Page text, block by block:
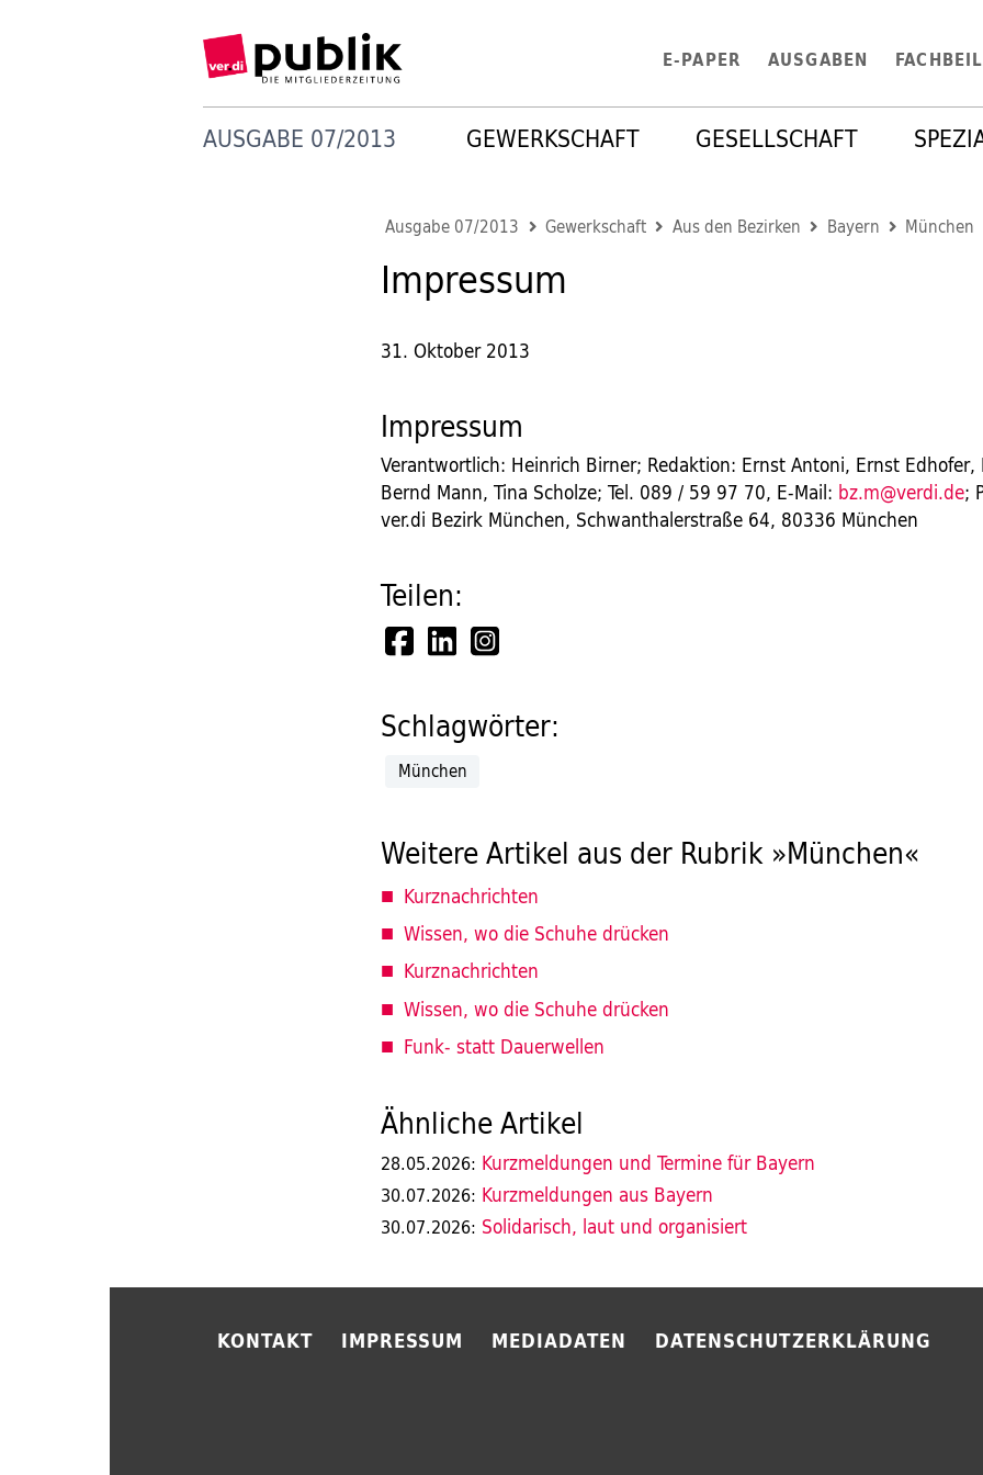
E-PAPER AUSGABEN
AUSGABE 07/2013 GEWERKSCHAFT GESELLSCHAFT
Ausgabe 07/2013 Gewerkschaft Aus den Bezirken Bayern München
Impressum
31. Oktober 2013
Impressum
Verantwortlich: Heinrich Birner; Redaktion: Ernst Antoni, Ernst Edhofer,
Bernd Mann, Tina Scholze; Tel. 089 / 59 97 70, E-Mail: bz.m@verdi.de;
ver.di Bezirk München, Schwanthalerstraße 64, 80336 München
Teilen:
Schlagwörter:
München
Weitere Artikel aus der Rubrik »München«
Kurznachrichten
Wissen, wo die Schuhe drücken
Kurznachrichten
Wissen, wo die Schuhe drücken
Funk- statt Dauerwellen
Ähnliche Artikel
28.05.2026: Kurzmeldungen und Termine für Bayern
30.07.2026: Kurzmeldungen aus Bayern
30.07.2026: Solidarisch, laut und organisiert
KONTAKT IMPRESSUM MEDIADATEN DATENSCHUTZERKLÄRUNG